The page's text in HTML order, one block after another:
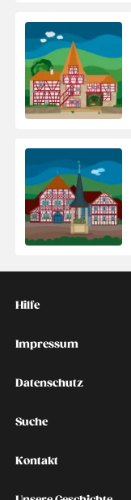
Kontakt
Hilfe
Impressum
Datenschutz
Suche
Kontakt